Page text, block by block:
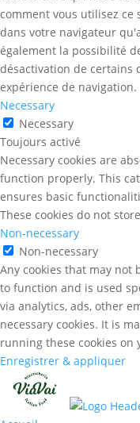
comment vous utilisez ce
dans votre navigateur
également la possibilité
désactivation de certains
expérience de navigation.
Necessary
Necessary
Toujours activé
Necessary cookies are
function properly. This
ensures basic
These cookies do not
Non-necessary
Non-necessary
Any cookies that may not
to function and is used
via analytics, ads, other
necessary cookies. It is
running these cookies on
Enregistrer & appliquer